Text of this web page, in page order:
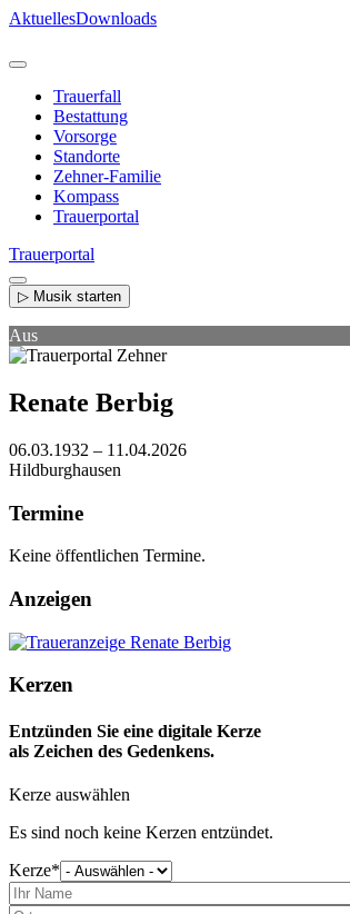
Direkt
Inhalt
AktuellesDownloads
Trauerfall
Bestattung
Vorsorge
Standorte
Zehner-Familie
Kompass
Trauerportal
Trauerportal
▷ Musik starten
Aus
Renate Berbig
06.03.1932 – 11.04.2026
Hildburghausen
Termine
Keine öffentlichen Termine.
Anzeigen
Kerzen
Entzünden Sie eine digitale Kerze
als Zeichen des Gedenkens.
Kerze auswählen
Es sind noch keine Kerzen entzündet.
Kerze
wählen
Sie